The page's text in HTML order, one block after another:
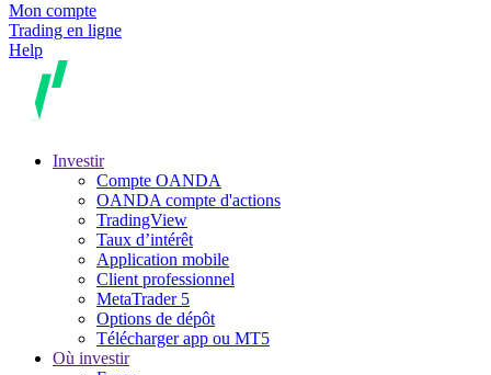
Mon compte
Trading en ligne
Help
Investir
Compte OANDA
OANDA compte d'actions
TradingView
Taux d’intérêt
Application mobile
Client professionnel
MetaTrader 5
Options de dépôt
Télécharger app ou MT5
Où investir